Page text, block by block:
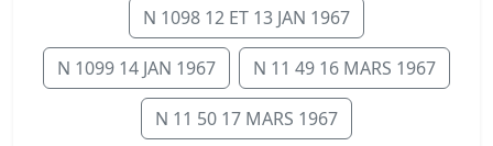
N 1098 12 ET 13 JAN 1967
N 1099 14 JAN 1967 N 11 49 16 MARS 1967
N 11 50 17 MARS 1967